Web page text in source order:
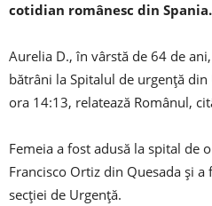
cotidian românesc din Spania.
Aurelia D., în vârstă de 64 de
bătrâni la Spitalul de urgență
ora 14:13, relatează Românul,
Femeia a fost adusă la spital de
Francisco Ortiz din Quesada și
secției de Urgență.